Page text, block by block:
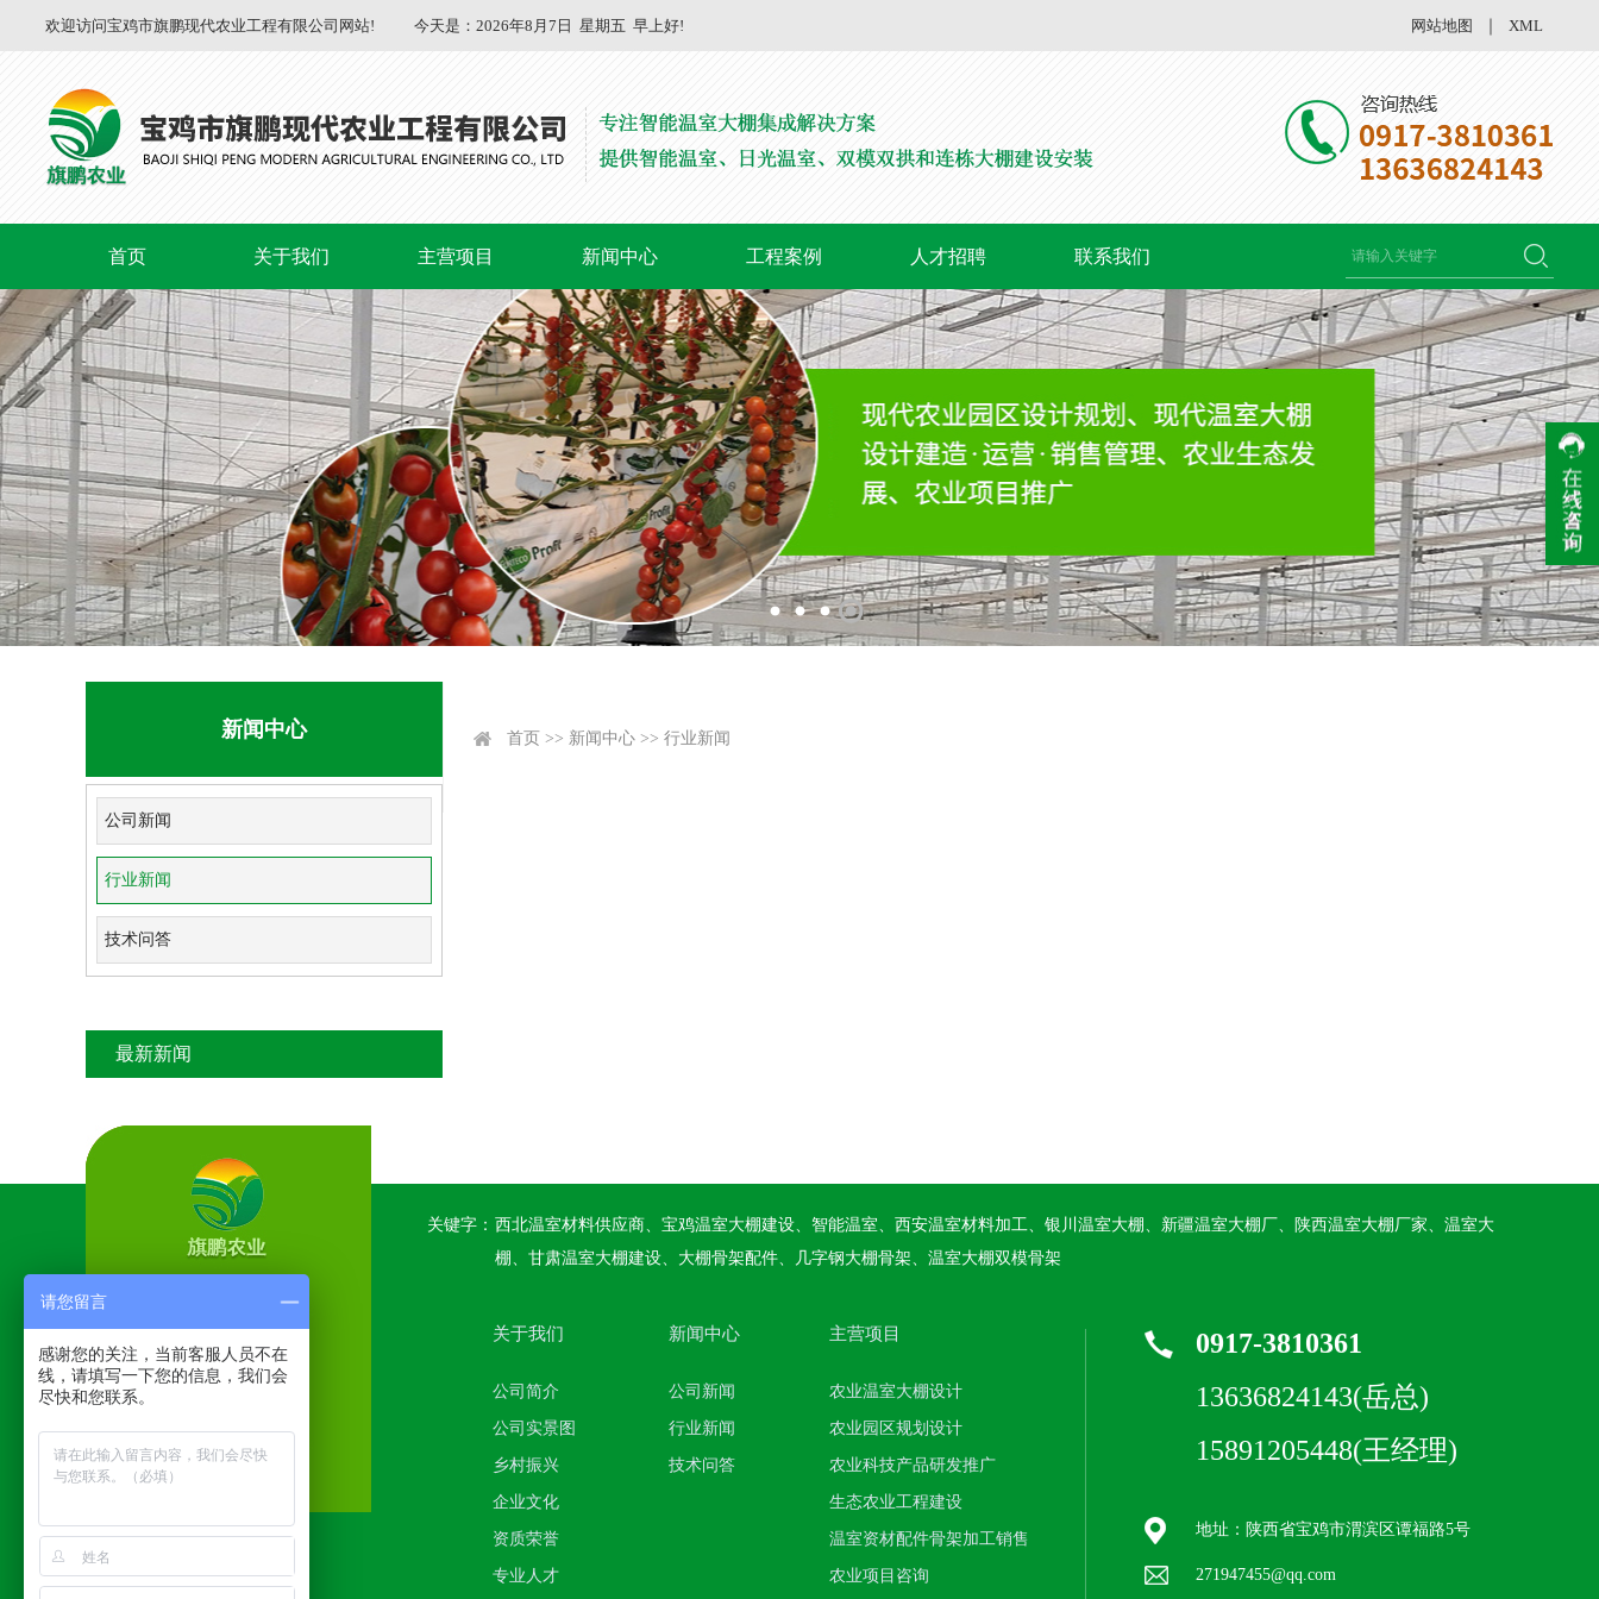
欢迎访问宝鸡市旗鹏现代农业工程有限公司网站! 今天是： 2026年8月7日 星期五 早上好! 网站地图 XML
首页 关于我们 主营项目 新闻中心 工程案例 人才招聘 联系我们
新闻中心
公司新闻
行业新闻
技术问答
最新新闻
首页 >> 新闻中心 >> 行业新闻
关键字： 西北温室材料供应商、宝鸡温室大棚建设、智能温室、西安温室材料加工、银川温室大棚、新疆温室大棚厂、陕西温室大棚厂家、温室大
棚、甘肃温室大棚建设、大棚骨架配件、几字钢大棚骨架、温室大棚双模骨架
关于我们
公司简介
公司实景图
乡村振兴
企业文化
资质荣誉
专业人才
新闻中心
公司新闻
行业新闻
技术问答
主营项目
农业温室大棚设计
农业园区规划设计
农业科技产品研发推广
生态农业工程建设
温室资材配件骨架加工销售
农业项目咨询
0917-3810361
13636824143(岳总)
15891205448(王经理)
地址：陕西省宝鸡市渭滨区谭福路5号
271947455@qq.com
请您留言
感谢您的关注，当前客服人员不在
线，请填写一下您的信息，我们会
尽快和您联系。